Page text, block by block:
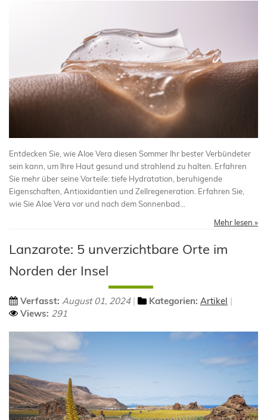
Entdecken Sie, wie Aloe Vera diesen Sommer Ihr bester Verbündeter
sein kann, um Ihre Haut gesund und strahlend zu halten. Erfahren
Sie mehr über seine Vorteile: tiefe Hydratation, beruhigende
Eigenschaften, Antioxidantien und Zellregeneration. Erfahren Sie,
wie Sie Aloe Vera vor und nach dem Sonnenbad...
Mehr lesen »
Lanzarote: 5 unverzichtbare Orte im
Norden der Insel
Verfasst: August 01, 2024 Kategorien: Artikel
Views: 291